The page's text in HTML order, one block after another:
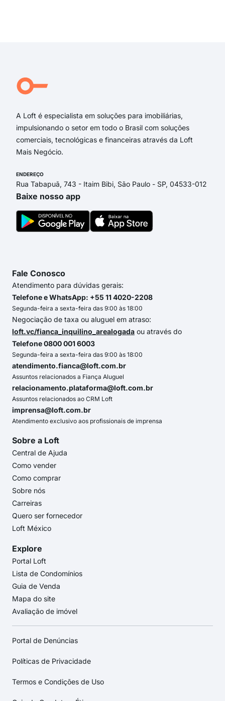
A Loft é especialista em soluções para imobiliárias,
impulsionando o setor em todo o Brasil com soluções
comerciais, tecnológicas e financeiras através da Loft
Mais Negócio.
ENDEREÇO
Rua Tabapuã, 743 - Itaim Bibi, São Paulo - SP, 04533-012
Baixe nosso app
Fale Conosco
Atendimento para dúvidas gerais:
Telefone e WhatsApp: +55 11 4020-2208
Segunda-feira a sexta-feira das 9:00 às 18:00
Negociação de taxa ou aluguel em atraso:
loft.vc/fianca_inquilino_arealogada ou através do
Telefone 0800 001 6003
Segunda-feira a sexta-feira das 9:00 às 18:00
atendimento.fianca@loft.com.br
Assuntos relacionados a Fiança Aluguel
relacionamento.plataforma@loft.com.br
Assuntos relacionados ao CRM Loft
imprensa@loft.com.br
Atendimento exclusivo aos profissionais de imprensa
Sobre a Loft
Central de Ajuda
Como vender
Como comprar
Sobre nós
Carreiras
Quero ser fornecedor
Loft México
Explore
Portal Loft
Lista de Condomínios
Guia de Venda
Mapa do site
Avaliação de imóvel
Portal de Denúncias
Políticas de Privacidade
Termos e Condições de Uso